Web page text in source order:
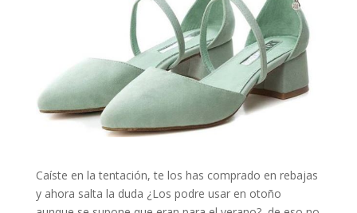
Caíste en la tentación, te los has comprado en rebajas
y ahora salta la duda ¿Los podre usar en otoño